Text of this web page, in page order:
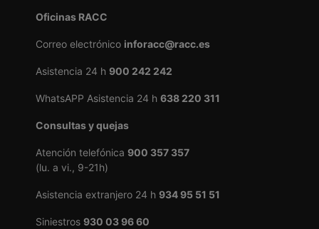
Oficinas RACC
Correo electrónico inforacc@racc.es
Asistencia 24 h 900 242 242
WhatsAPP Asistencia 24 h 638 220 311
Consultas y quejas
Atención telefónica 900 357 357
(lu. a vi., 9-21h)
Asistencia extranjero 24 h 934 95 51 51
Siniestros 930 03 96 60